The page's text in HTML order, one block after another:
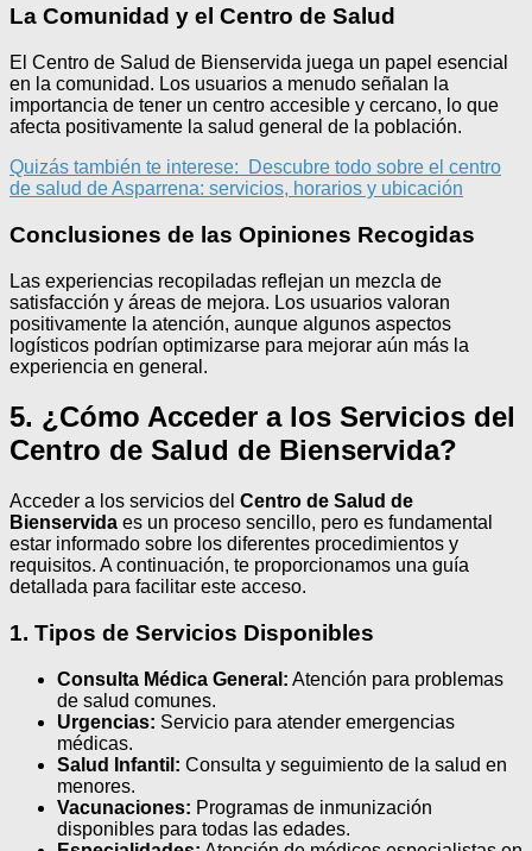
La Comunidad y el Centro de Salud
El Centro de Salud de Bienservida juega un papel esencial
en la comunidad. Los usuarios a menudo señalan la
importancia de tener un centro accesible y cercano, lo que
afecta positivamente la salud general de la población.
Quizás también te interese:
Descubre todo sobre el centro
de salud de Asparrena: servicios, horarios y ubicación
Conclusiones de las Opiniones Recogidas
Las experiencias recopiladas reflejan un mezcla de
satisfacción y áreas de mejora. Los usuarios valoran
positivamente la atención, aunque algunos aspectos
logísticos podrían optimizarse para mejorar aún más la
experiencia en general.
5. ¿Cómo Acceder a los Servicios del
Centro de Salud de Bienservida?
Acceder a los servicios del Centro de Salud de
Bienservida es un proceso sencillo, pero es fundamental
estar informado sobre los diferentes procedimientos y
requisitos. A continuación, te proporcionamos una guía
detallada para facilitar este acceso.
1. Tipos de Servicios Disponibles
Consulta Médica General: Atención para problemas
de salud comunes.
Urgencias: Servicio para atender emergencias
médicas.
Salud Infantil: Consulta y seguimiento de la salud en
menores.
Vacunaciones: Programas de inmunización
disponibles para todas las edades.